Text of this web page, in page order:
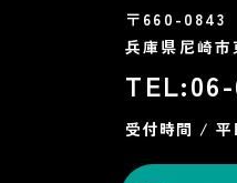
〒660-0843
兵庫県尼崎
TEL:
受付時間 / 平